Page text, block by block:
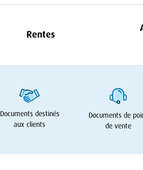
Rentes
Documents destinés
aux clients
Documents de
de vente